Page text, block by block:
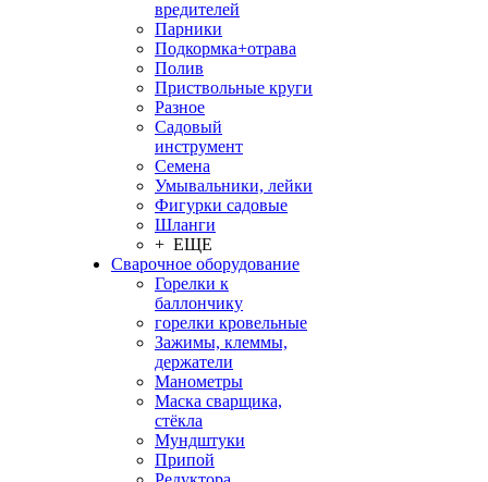
вредителей
Парники
Подкормка+отрава
Полив
Приствольные круги
Разное
Садовый
инструмент
Семена
Умывальники, лейки
Фигурки садовые
Шланги
+ ЕЩЕ
Сварочное оборудование
Горелки к
баллончику
горелки кровельные
Зажимы, клеммы,
держатели
Манометры
Маска сварщика,
стёкла
Мундштуки
Припой